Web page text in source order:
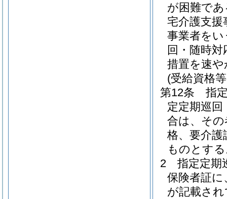
が困難で
宅介護支援
事業者を
回・随時
措置を速
(受給資格
第12条
指
定定期巡
合は、そ
格、要介
ものとす
2
指定定期
保険者証に
が記載さ